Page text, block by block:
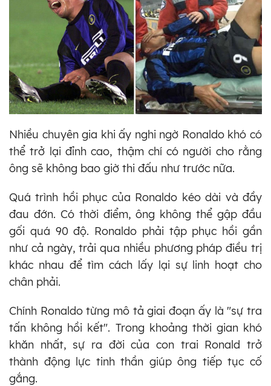
Nhiều chuyên gia khi ấy nghi ngờ Ronaldo khó có
thể trở lại đỉnh cao, thậm chí có người cho rằng
ông sẽ không bao giờ thi đấu như trước nữa.
Quá trình hồi phục của Ronaldo kéo dài và đầy
đau đớn. Có thời điểm, ông không thể gập đầu
gối quá 90 độ. Ronaldo phải tập phục hồi gần
như cả ngày, trải qua nhiều phương pháp điều trị
khác nhau để tìm cách lấy lại sự linh hoạt cho
chân phải.
Chính Ronaldo từng mô tả giai đoạn ấy là "sự tra
tấn không hồi kết". Trong khoảng thời gian khó
khăn nhất, sự ra đời của con trai Ronald trở
thành động lực tinh thần giúp ông tiếp tục cố
gắng.